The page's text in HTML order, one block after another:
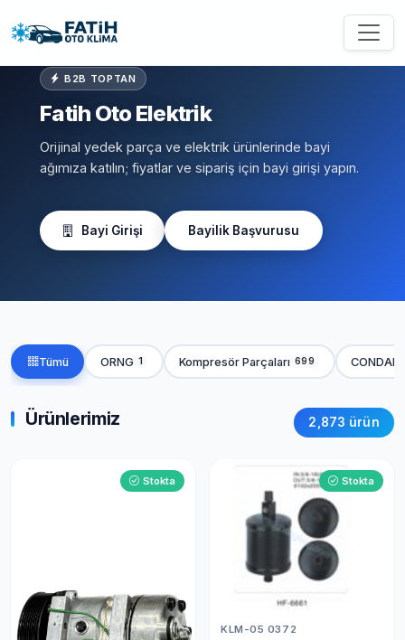
B2B TOPTAN
Fatih Oto Elektrik
Orijinal yedek parça ve elektrik ürünlerinde bayi
ağımıza katılın; fiyatlar ve sipariş için bayi girişi yapın.
Bayi Girişi Bayilik Başvurusu
Tümü ORNG 1 Kompresör Parçaları 699
Ürünlerimiz 2,873 ürün
Stokta Stokta
KLM-05 0372